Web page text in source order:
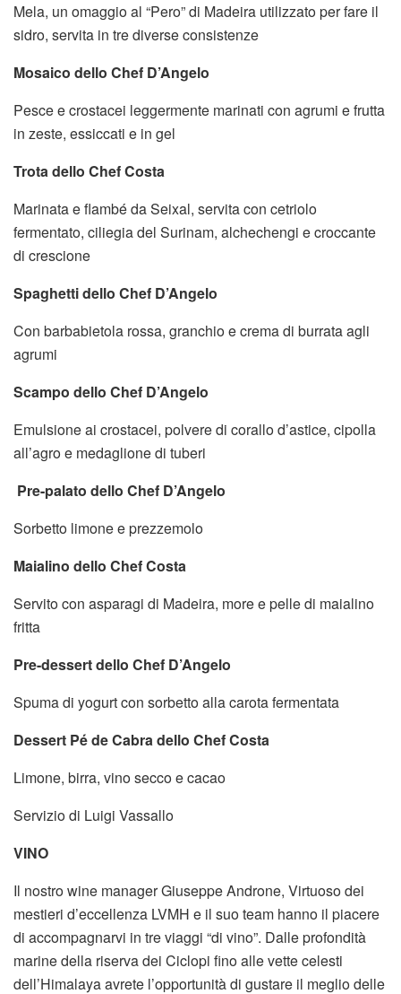
Mela, un omaggio al “Pero” di Madeira utilizzato per fare il
sidro, servita in tre diverse consistenze
Mosaico dello Chef D’Angelo
Pesce e crostacei leggermente marinati con agrumi e frutta
in zeste, essiccati e in gel
Trota dello Chef Costa
Marinata e flambé da Seixal, servita con cetriolo
fermentato, ciliegia del Surinam, alchechengi e croccante
di crescione
Spaghetti dello Chef D’Angelo
Con barbabietola rossa, granchio e crema di burrata agli
agrumi
Scampo dello Chef D’Angelo
Emulsione ai crostacei, polvere di corallo d’astice, cipolla
all’agro e medaglione di tuberi
Pre-palato dello Chef D’Angelo
Sorbetto limone e prezzemolo
Maialino dello Chef Costa
Servito con asparagi di Madeira, more e pelle di maialino
fritta
Pre-dessert dello Chef D’Angelo
Spuma di yogurt con sorbetto alla carota fermentata
Dessert Pé de Cabra dello Chef Costa
Limone, birra, vino secco e cacao
Servizio di Luigi Vassallo
VINO
Il nostro wine manager Giuseppe Androne, Virtuoso dei
mestieri d’eccellenza LVMH e il suo team hanno il piacere
di accompagnarvi in tre viaggi “di vino”. Dalle profondità
marine della riserva dei Ciclopi fino alle vette celesti
dell’Himalaya avrete l’opportunità di gustare il meglio delle